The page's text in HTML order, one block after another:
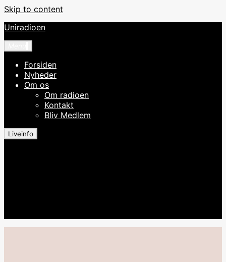
Skip to content
Uniradioen
Forsiden
Nyheder
Om os
Om radioen
Kontakt
Bliv Medlem
Liveinfo